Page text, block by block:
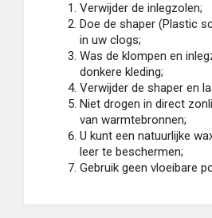
Verwijder de inlegzolen;
Doe de shaper (Plastic
in uw clogs;
Was de klompen en
donkere kleding;
Verwijder de shaper en
Niet drogen in direct
van warmtebronnen;
U kunt een natuurlijke
leer te beschermen;
Gebruik geen vloeibare